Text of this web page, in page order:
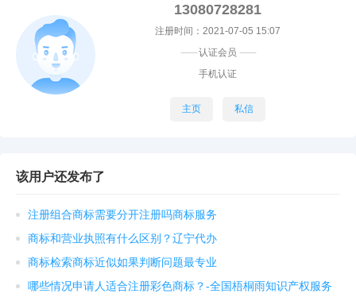
13080728281
注册时间：2021-07-05 15:07
----------认证会员 ----------
手机认证
主页 私信
该用户还发布了
注册组合商标需要分开注册吗商标服务
商标和营业执照有什么区别？辽宁代办
商标检索商标近似如果判断问题最专业
哪些情况申请人适合注册彩色商标？-全国梧桐雨知识产权服务